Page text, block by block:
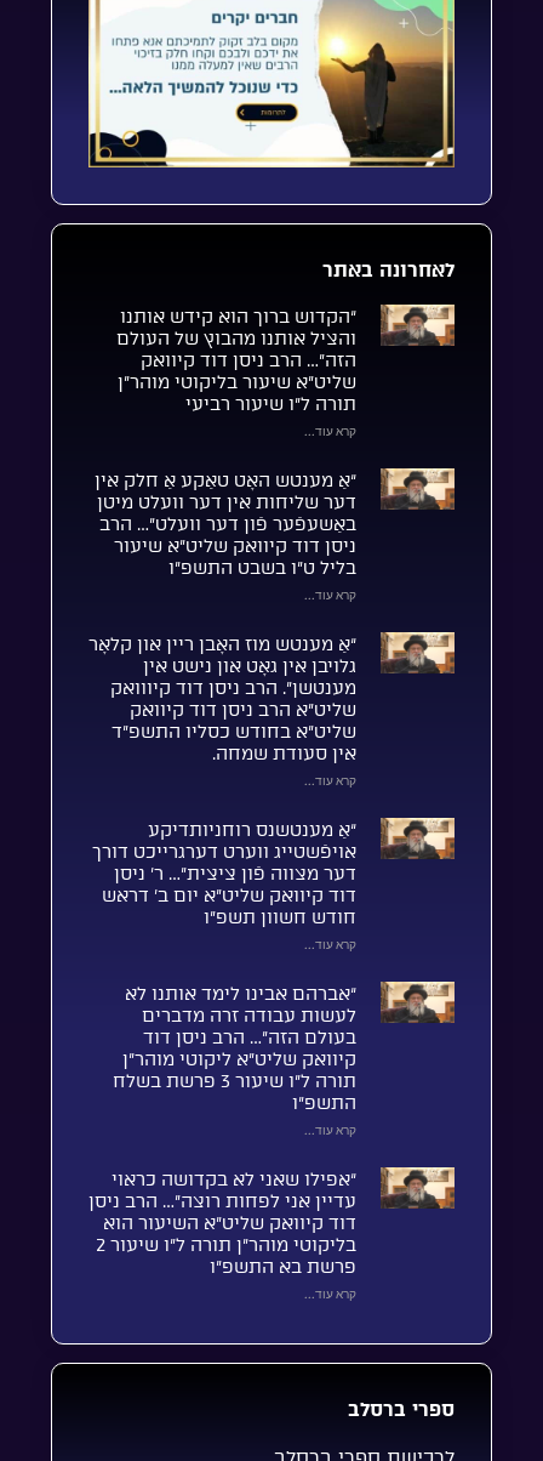
לאחרונה באתר
“הקדוש ברוך הוא קידש אותנו
והציל אותנו מהבוץ של העולם
הזה”… הרב ניסן דוד קיוואק
שליט”א שיעור בליקוטי מוהר”ן
תורה ל”ו שיעור רביעי
קרא עוד...
“אַ מענטש האָט טאַקע אַ חלק אין
דער שליחות אין דער וועלט מיטן
באַשעפֿער פֿון דער וועלט”… הרב
ניסן דוד קיוואק שליט”א שיעור
בליל ט”ו בשבט התשפ”ו
קרא עוד...
“אַ מענטש מוז האָבן ריין און קלאָר
גלויבן אין גאָט און נישט אין
מענטשן”. הרב ניסן דוד קיווואק
שליט”א הרב ניסן דוד קיוואק
שליט”א בחודש כסליו התשפ”ד
אין סעודת שמחה.
קרא עוד...
“אַ מענטשנס רוחניותדיקע
אויפֿשטייג ווערט דערגרייכט דורך
דער מצווה פֿון ציצית”… ר’ ניסן
דוד קיוואק שליט”א יום ב’ דראש
חודש חשוון תשפ”ו
קרא עוד...
“אברהם אבינו לימד אותנו לא
לעשות עבודה זרה מדברים
בעולם הזה”… הרב ניסן דוד
קיוואק שליט”א ליקוטי מוהר”ן
תורה ל”ו שיעור 3 פרשת בשלח
התשפ”ו
קרא עוד...
“אפילו שאני לא בקדושה כראוי
עדיין אני לפחות רוצה”… הרב ניסן
דוד קיוואק שליט”א השיעור הוא
בליקוטי מוהר”ן תורה ל”ו שיעור 2
פרשת בא התשפ”ו
קרא עוד...
ספרי ברסלב